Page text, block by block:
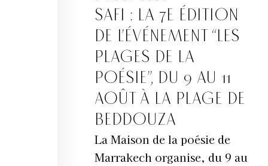
SAFI : LA 7E ÉDITION
DE L’ÉVÉNEMENT “LES
PLAGES DE LA
POÉSIE”, DU 9 AU 11
AOÛT À LA PLAGE DE
BEDDOUZA
La Maison de la poésie de
Marrakech organise, du 9 au